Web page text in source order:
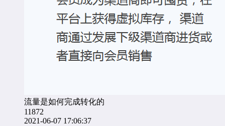
流量是如何完成转化的
11872
2021-06-07 17:06:37